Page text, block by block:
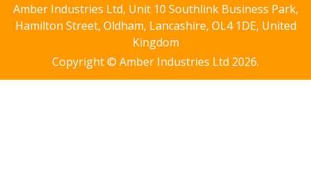
Amber Industries Ltd, Unit 10 Southlink Business Park,
Hamilton Street, Oldham, Lancashire, OL4 1DE, United
Kingdom
Copyright © Amber Industries Ltd 2026.